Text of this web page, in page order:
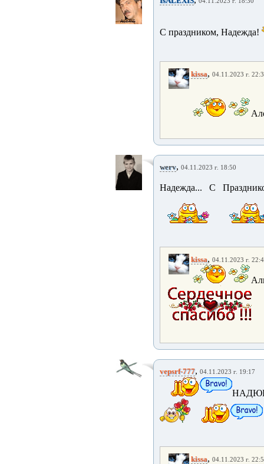
С праздником, Надежда!
kissa, 04.11.2023 г.
werv, 04.11.2023 г. 18:50
Надежда... С
kissa, 04.11.2023 г.
vepsrf-777, 04.11.2023 г. 19:17
kissa, 04.11.2023 г.